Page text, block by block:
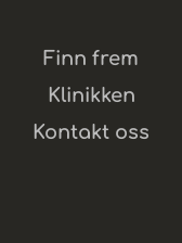
Finn frem
Klinikken
Kontakt oss